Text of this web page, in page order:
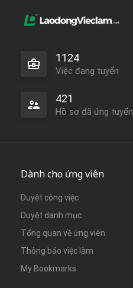
1124
Việc đang tuyển
421
Hồ sơ đã ứng tuyển
Dành cho ứng viên
Duyệt công việc
Duyệt danh mục
Tổng quan về ứng viên
Thông báo việc làm
My Bookmarks